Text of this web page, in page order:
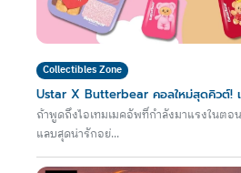
Collectibles Zone
Ustar X Butterbear คอลใหม่สุดคิวต์!
ถ้าพูดถึงไอเทมเมคอัพที่กำลังมาแรงในต
แลบสุดน่ารักอย่...